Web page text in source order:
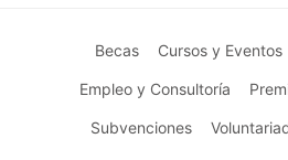
Becas Cursos y Eventos
Empleo y Consultoría
Subvenciones